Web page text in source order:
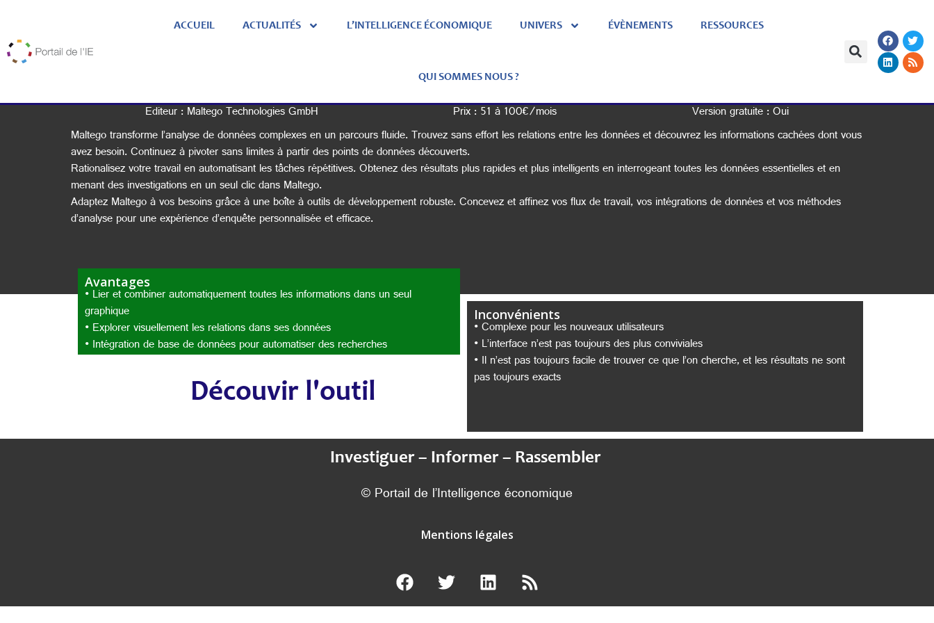
ACCUEIL ACTUALITÉS L’INTELLIGENCE ÉCONOMIQUE UNIVERS ÉVÈNEMENTS RESSOURCES
QUI SOMMES NOUS ?
Maltego
Editeur : Maltego Technologies GmbH Prix : 51 à 100€/mois
Version gratuite : Oui
Maltego transforme l’analyse de données complexes en un parcours fluide. Trouvez sans effort les relations entre les données et découvrez les informations cachées dont vous
avez besoin. Continuez à pivoter sans limites à partir des points de données découverts.
Rationalisez votre travail en automatisant les tâches répétitives. Obtenez des résultats plus rapides et plus intelligents en interrogeant toutes les données essentielles et en
menant des investigations en un seul clic dans Maltego.
Adaptez Maltego à vos besoins grâce à une boîte à outils de développement robuste. Concevez et affinez vos flux de travail, vos intégrations de données et vos méthodes
d’analyse pour une expérience d’enquête personnalisée et efficace.
Avantages
• Lier et combiner automatiquement toutes les informations dans un seul
graphique
• Explorer visuellement les relations dans ses données
• Intégration de base de données pour automatiser des recherches
Découvir l'outil
Inconvénients
• Complexe pour les nouveaux utilisateurs
• L’interface n’est pas toujours des plus conviviales
• Il n’est pas toujours facile de trouver ce que l’on cherche, et les résultats ne sont
pas toujours exacts
Investiguer – Informer – Rassembler
© Portail de l’Intelligence économique
Mentions légales